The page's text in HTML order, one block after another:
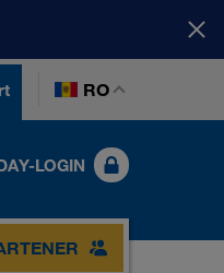
RO
LOGIN